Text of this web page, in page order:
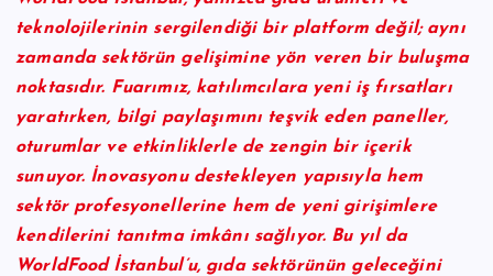
teknolojilerinin sergilendiği bir platform değil; aynı
zamanda sektörün gelişimine yön veren bir buluşma
noktasıdır. Fuarımız, katılımcılara yeni iş fırsatları
yaratırken, bilgi paylaşımını teşvik eden paneller,
oturumlar ve etkinliklerle de zengin bir içerik
sunuyor. İnovasyonu destekleyen yapısıyla hem
sektör profesyonellerine hem de yeni girişimlere
kendilerini tanıtma imkânı sağlıyor. Bu yıl da
WorldFood İstanbul’u, gıda sektörünün geleceğini